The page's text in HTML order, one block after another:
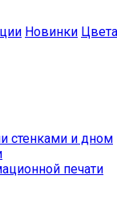
Новинки Цвета
стенками и дном
печати